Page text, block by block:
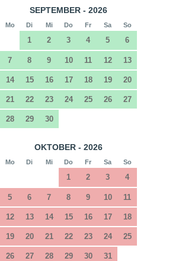
SEPTEMBER - 2026
Mo Di Mi Do Fr Sa So
1 2 3 4 5 6
7 8 9 10 11 12 13
14 15 16 17 18 19 20
21 22 23 24 25 26 27
28 29 30
OKTOBER - 2026
Mo Di Mi Do Fr Sa So
1 2 3 4
5 6 7 8 9 10 11
12 13 14 15 16 17 18
19 20 21 22 23 24 25
26 27 28 29 30 31